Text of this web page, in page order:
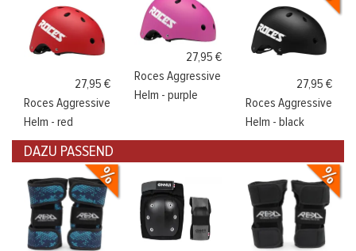
27,95 €
Roces Aggressive
Helm - red
27,95 €
Roces Aggressive
Helm - purple
27,95 €
Roces Aggressive
Helm - black
DAZU PASSEND